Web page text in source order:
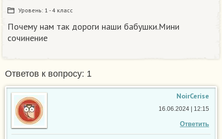
Уровень: 1 - 4 класс
Почему нам так дороги наши бабушки.Мини
сочинение
Ответов к вопросу: 1
NoirCerise
Ответить
16.06.2024 | 12:15